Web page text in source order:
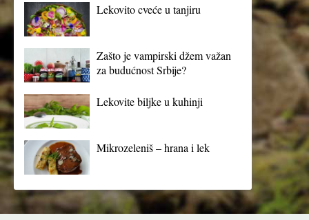
Lekovito cveće u tanjiru
Zašto je vampirski džem važan
za budućnost Srbije?
Lekovite biljke u kuhinji
Mikrozeleniš – hrana i lek